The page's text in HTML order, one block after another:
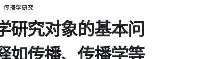
传播学研究
研究对象的基本问
如传播、传播学等